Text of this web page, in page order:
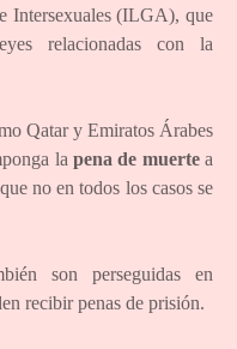
Intersexuales (ILGA), que
relacionadas con la
Qatar y Emiratos Árabes
la pena de muertea
no en todos los casos se
son perseguidas en
recibir penas de prisión.